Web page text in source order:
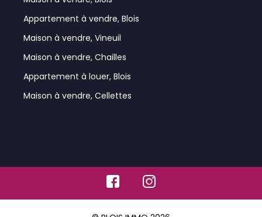
Appartement à vendre, Blois
Maison à vendre, Vineuil
Maison à vendre, Chailles
Appartement à louer, Blois
Maison à vendre, Cellettes